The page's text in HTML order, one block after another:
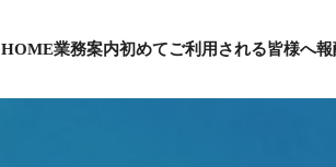
HOME業務案内初めてご利用される皆様へ報